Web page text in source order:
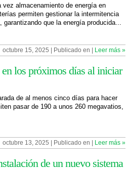
vez almacenamiento de energía en
permiten gestionar la intermitencia
garantizando que la energía producida...
octubre 15, 2025 | Publicado en | Leer más »
los próximos días al iniciar
de al menos cinco días para hacer
pasar de 190 a unos 260 megavatios,
octubre 13, 2025 | Publicado en | Leer más »
de un nuevo sistema